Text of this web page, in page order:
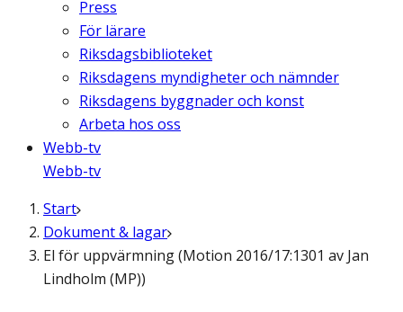
Press
För lärare
Riksdagsbiblioteket
Riksdagens myndigheter och nämnder
Riksdagens byggnader och konst
Arbeta hos oss
Webb-tv
Webb-tv
Start
Dokument & lagar
El för uppvärmning (Motion 2016/17:1301 av Jan
Lindholm (MP))